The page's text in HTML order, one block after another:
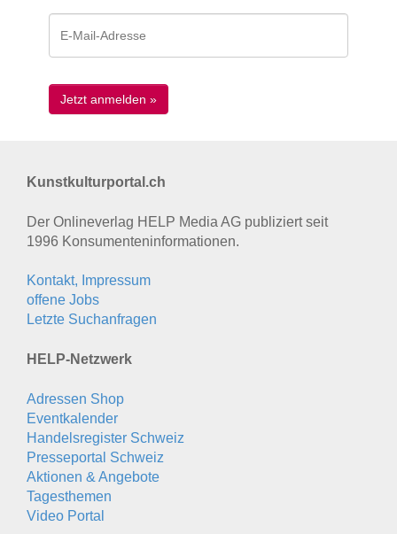
Kunstkulturportal.ch
Der Onlineverlag HELP Media AG publiziert seit
1996 Konsumenten­informationen.
Kontakt, Impressum
offene Jobs
Letzte Suchanfragen
HELP-Netzwerk
Adressen Shop
Eventkalender
Handelsregister Schweiz
Presseportal Schweiz
Aktionen & Angebote
Tagesthemen
Video Portal